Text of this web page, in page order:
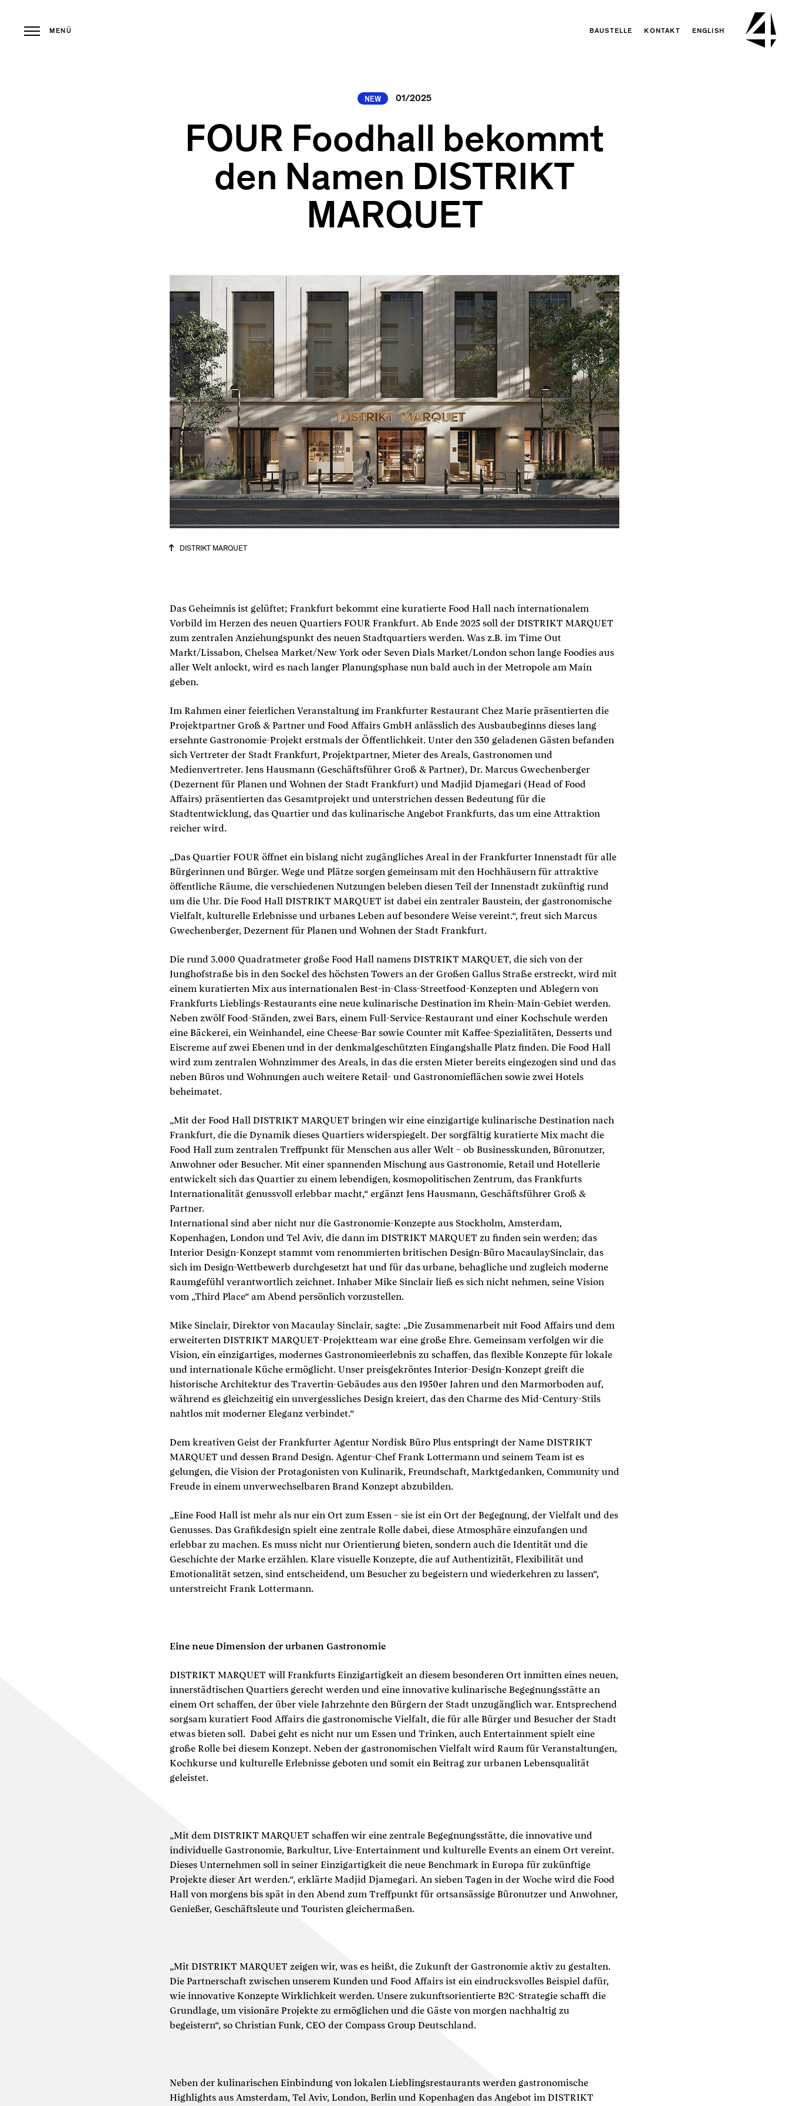
MENÜ BAUSTELLE KONTAKT ENGLISH
NEW 01/2025
FOUR Foodhall bekommt
den Namen DISTRIKT
MARQUET
DISTRIKT MARQUET
Das Geheimnis ist gelüftet; Frankfurt bekommt eine kuratierte Food Hall nach internationalem
Vorbild im Herzen des neuen Quartiers FOUR Frankfurt. Ab Ende 2025 soll der DISTRIKT MARQUET
zum zentralen Anziehungspunkt des neuen Stadtquartiers werden. Was z.B. im Time Out
Markt/Lissabon, Chelsea Market/New York oder Seven Dials Market/London schon lange Foodies aus
aller Welt anlockt, wird es nach langer Planungsphase nun bald auch in der Metropole am Main
geben.
Im Rahmen einer feierlichen Veranstaltung im Frankfurter Restaurant Chez Marie präsentierten die
Projektpartner Groß & Partner und Food Affairs GmbH anlässlich des Ausbaubeginns dieses lang
ersehnte Gastronomie-Projekt erstmals der Öffentlichkeit. Unter den 350 geladenen Gästen befanden
sich Vertreter der Stadt Frankfurt, Projektpartner, Mieter des Areals, Gastronomen und
Medienvertreter. Jens Hausmann (Geschäftsführer Groß & Partner), Dr. Marcus Gwechenberger
(Dezernent für Planen und Wohnen der Stadt Frankfurt) und Madjid Djamegari (Head of Food
Affairs) präsentierten das Gesamtprojekt und unterstrichen dessen Bedeutung für die
Stadtentwicklung, das Quartier und das kulinarische Angebot Frankfurts, das um eine Attraktion
reicher wird.
„Das Quartier FOUR öffnet ein bislang nicht zugängliches Areal in der Frankfurter Innenstadt für alle
Bürgerinnen und Bürger. Wege und Plätze sorgen gemeinsam mit den Hochhäusern für attraktive
öffentliche Räume, die verschiedenen Nutzungen beleben diesen Teil der Innenstadt zukünftig rund
um die Uhr. Die Food Hall DISTRIKT MARQUET ist dabei ein zentraler Baustein, der gastronomische
Vielfalt, kulturelle Erlebnisse und urbanes Leben auf besondere Weise vereint.“, freut sich Marcus
Gwechenberger, Dezernent für Planen und Wohnen der Stadt Frankfurt.
Die rund 3.000 Quadratmeter große Food Hall namens DISTRIKT MARQUET, die sich von der
Junghofstraße bis in den Sockel des höchsten Towers an der Großen Gallus Straße erstreckt, wird mit
einem kuratierten Mix aus internationalen Best-in-Class-Streetfood-Konzepten und Ablegern von
Frankfurts Lieblings-Restaurants eine neue kulinarische Destination im Rhein-Main-Gebiet werden.
Neben zwölf Food-Ständen, zwei Bars, einem Full-Service-Restaurant und einer Kochschule werden
eine Bäckerei, ein Weinhandel, eine Cheese-Bar sowie Counter mit Kaffee-Spezialitäten, Desserts und
Eiscreme auf zwei Ebenen und in der denkmalgeschützten Eingangshalle Platz finden. Die Food Hall
wird zum zentralen Wohnzimmer des Areals, in das die ersten Mieter bereits eingezogen sind und das
neben Büros und Wohnungen auch weitere Retail- und Gastronomieflächen sowie zwei Hotels
beheimatet.
„Mit der Food Hall DISTRIKT MARQUET bringen wir eine einzigartige kulinarische Destination nach
Frankfurt, die die Dynamik dieses Quartiers widerspiegelt. Der sorgfältig kuratierte Mix macht die
Food Hall zum zentralen Treffpunkt für Menschen aus aller Welt – ob Businesskunden, Büronutzer,
Anwohner oder Besucher. Mit einer spannenden Mischung aus Gastronomie, Retail und Hotellerie
entwickelt sich das Quartier zu einem lebendigen, kosmopolitischen Zentrum, das Frankfurts
Internationalität genussvoll erlebbar macht,“ ergänzt Jens Hausmann, Geschäftsführer Groß &
Partner.
International sind aber nicht nur die Gastronomie-Konzepte aus Stockholm, Amsterdam,
Kopenhagen, London und Tel Aviv, die dann im DISTRIKT MARQUET zu finden sein werden; das
Interior Design-Konzept stammt vom renommierten britischen Design-Büro MacaulaySinclair, das
sich im Design-Wettbewerb durchgesetzt hat und für das urbane, behagliche und zugleich moderne
Raumgefühl verantwortlich zeichnet. Inhaber Mike Sinclair ließ es sich nicht nehmen, seine Vision
vom „Third Place“ am Abend persönlich vorzustellen.
Mike Sinclair, Direktor von Macaulay Sinclair, sagte: „Die Zusammenarbeit mit Food Affairs und dem
erweiterten DISTRIKT MARQUET-Projektteam war eine große Ehre. Gemeinsam verfolgen wir die
Vision, ein einzigartiges, modernes Gastronomieerlebnis zu schaffen, das flexible Konzepte für lokale
und internationale Küche ermöglicht. Unser preisgekröntes Interior-Design-Konzept greift die
historische Architektur des Travertin-Gebäudes aus den 1950er Jahren und den Marmorboden auf,
während es gleichzeitig ein unvergessliches Design kreiert, das den Charme des Mid-Century-Stils
nahtlos mit moderner Eleganz verbindet.“
Dem kreativen Geist der Frankfurter Agentur Nordisk Büro Plus entspringt der Name DISTRIKT
MARQUET und dessen Brand Design. Agentur-Chef Frank Lottermann und seinem Team ist es
gelungen, die Vision der Protagonisten von Kulinarik, Freundschaft, Marktgedanken, Community und
Freude in einem unverwechselbaren Brand Konzept abzubilden.
„Eine Food Hall ist mehr als nur ein Ort zum Essen – sie ist ein Ort der Begegnung, der Vielfalt und des
Genusses. Das Grafikdesign spielt eine zentrale Rolle dabei, diese Atmosphäre einzufangen und
erlebbar zu machen. Es muss nicht nur Orientierung bieten, sondern auch die Identität und die
Geschichte der Marke erzählen. Klare visuelle Konzepte, die auf Authentizität, Flexibilität und
Emotionalität setzen, sind entscheidend, um Besucher zu begeistern und wiederkehren zu lassen“,
unterstreicht Frank Lottermann.
Eine neue Dimension der urbanen Gastronomie
DISTRIKT MARQUET will Frankfurts Einzigartigkeit an diesem besonderen Ort inmitten eines neuen,
innerstädtischen Quartiers gerecht werden und eine innovative kulinarische Begegnungsstätte an
einem Ort schaffen, der über viele Jahrzehnte den Bürgern der Stadt unzugänglich war. Entsprechend
sorgsam kuratiert Food Affairs die gastronomische Vielfalt, die für alle Bürger und Besucher der Stadt
etwas bieten soll. Dabei geht es nicht nur um Essen und Trinken, auch Entertainment spielt eine
große Rolle bei diesem Konzept. Neben der gastronomischen Vielfalt wird Raum für Veranstaltungen,
Kochkurse und kulturelle Erlebnisse geboten und somit ein Beitrag zur urbanen Lebensqualität
geleistet.
„Mit dem DISTRIKT MARQUET schaffen wir eine zentrale Begegnungsstätte, die innovative und
individuelle Gastronomie, Barkultur, Live-Entertainment und kulturelle Events an einem Ort vereint.
Dieses Unternehmen soll in seiner Einzigartigkeit die neue Benchmark in Europa für zukünftige
Projekte dieser Art werden.“, erklärte Madjid Djamegari. An sieben Tagen in der Woche wird die Food
Hall von morgens bis spät in den Abend zum Treffpunkt für ortsansässige Büronutzer und Anwohner,
Genießer, Geschäftsleute und Touristen gleichermaßen.
„Mit DISTRIKT MARQUET zeigen wir, was es heißt, die Zukunft der Gastronomie aktiv zu gestalten.
Die Partnerschaft zwischen unserem Kunden und Food Affairs ist ein eindrucksvolles Beispiel dafür,
wie innovative Konzepte Wirklichkeit werden. Unsere zukunftsorientierte B2C-Strategie schafft die
Grundlage, um visionäre Projekte zu ermöglichen und die Gäste von morgen nachhaltig zu
begeistern“, so Christian Funk, CEO der Compass Group Deutschland.
Neben der kulinarischen Einbindung von lokalen Lieblingsrestaurants werden gastronomische
Highlights aus Amsterdam, Tel Aviv, London, Berlin und Kopenhagen das Angebot im DISTRIKT